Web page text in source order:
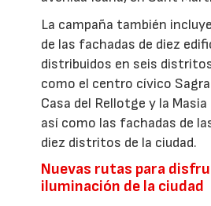
La campaña también
de las fachadas de diez
distribuidos en seis
como el centro cívico
Casa del Rellotge y la
así como las fachadas de
diez distritos de la ciudad.
Nuevas rutas para
iluminación de la ciudad